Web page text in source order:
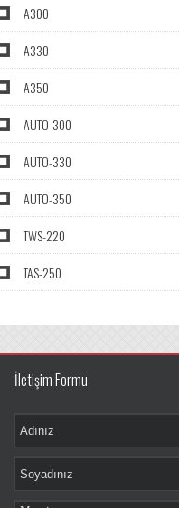
A300
A330
A350
AUTO-300
AUTO-330
AUTO-350
TWS-220
TAS-250
İletişim Formu